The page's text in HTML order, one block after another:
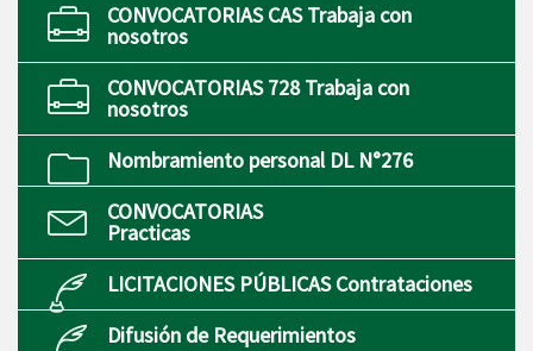
CONVOCATORIAS CAS Trabaja con
nosotros
CONVOCATORIAS 728 Trabaja con
nosotros
Nombramiento personal DL N°276
CONVOCATORIAS
Practicas
LICITACIONES PÚBLICAS Contrataciones
Difusión de Requerimientos